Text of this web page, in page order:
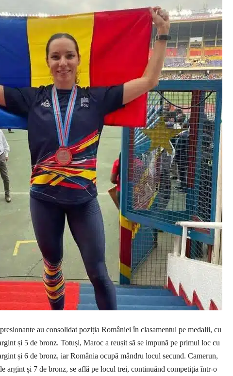
au consolidat poziția României în clasamentul pe medalii, cu
și 5 de bronz. Totuși, Maroc a reușit să se impună pe primul loc cu
și 6 de bronz, iar România ocupă mândru locul secund. Camerun,
argint și 7 de bronz, se află pe locul trei, continuând competiția într-o